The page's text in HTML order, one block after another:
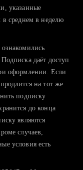
поднимаете
и оценить шансы
указанные
в среднем в неделю
даёт доступ
оформлении. Если
на тот же
подписку
до конца
являются
случаев,
условия есть